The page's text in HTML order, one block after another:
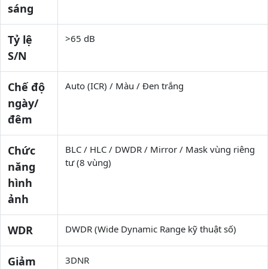
sáng
Tỷ lệ
S/N
>65 dB
Chế độ
ngày/
đêm
Auto (ICR) / Màu / Đen trắng
Chức
năng
hình
ảnh
BLC / HLC / DWDR / Mirror / Mask vùng riêng
tư (8 vùng)
WDR DWDR (Wide Dynamic Range kỹ thuật số)
Giảm
3DNR